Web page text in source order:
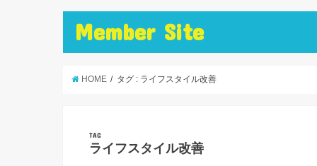
Member Site
HOME タグ : ライフスタイル改善
TAG
ライフスタイル改善